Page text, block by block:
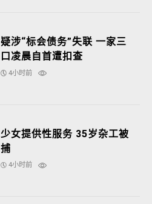
疑涉“标会债务”失联 一家三
口凌晨自首遭扣查
4小时前
少女提供性服务 35岁杂工被
捕
4小时前